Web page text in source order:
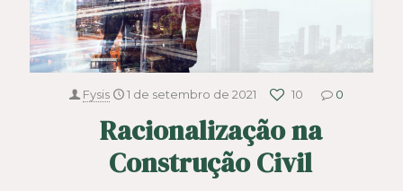
Fysis 1 de setembro de 2021 10 0
Racionalização na
Construção Civil